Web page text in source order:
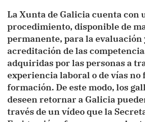
La Xunta de Galicia cuenta con
procedimiento, disponible de
permanente, para la evaluación
acreditación de las
adquiridas por las personas a
experiencia laboral o de vías no
formación. De este modo, los
deseen retornar a Galicia
través de un vídeo que la